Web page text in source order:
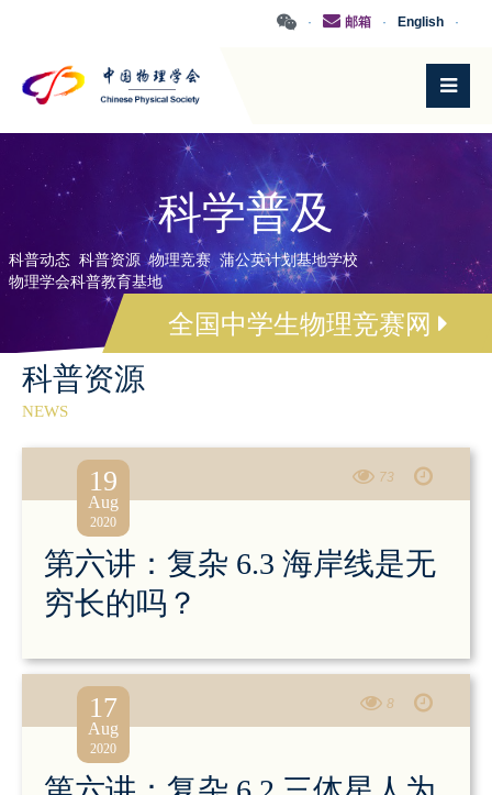
·
English
·
邮箱
·
科学普及
科普动态 科普资源 物理竞赛 蒲公英计划基地学校
物理学会科普教育基地
全国中学生物理竞赛网
科普资源
NEWS
73
第六讲：复杂 6.3 海岸线是无
穷长的吗？
19
Aug
2020
8
17
Aug
2020